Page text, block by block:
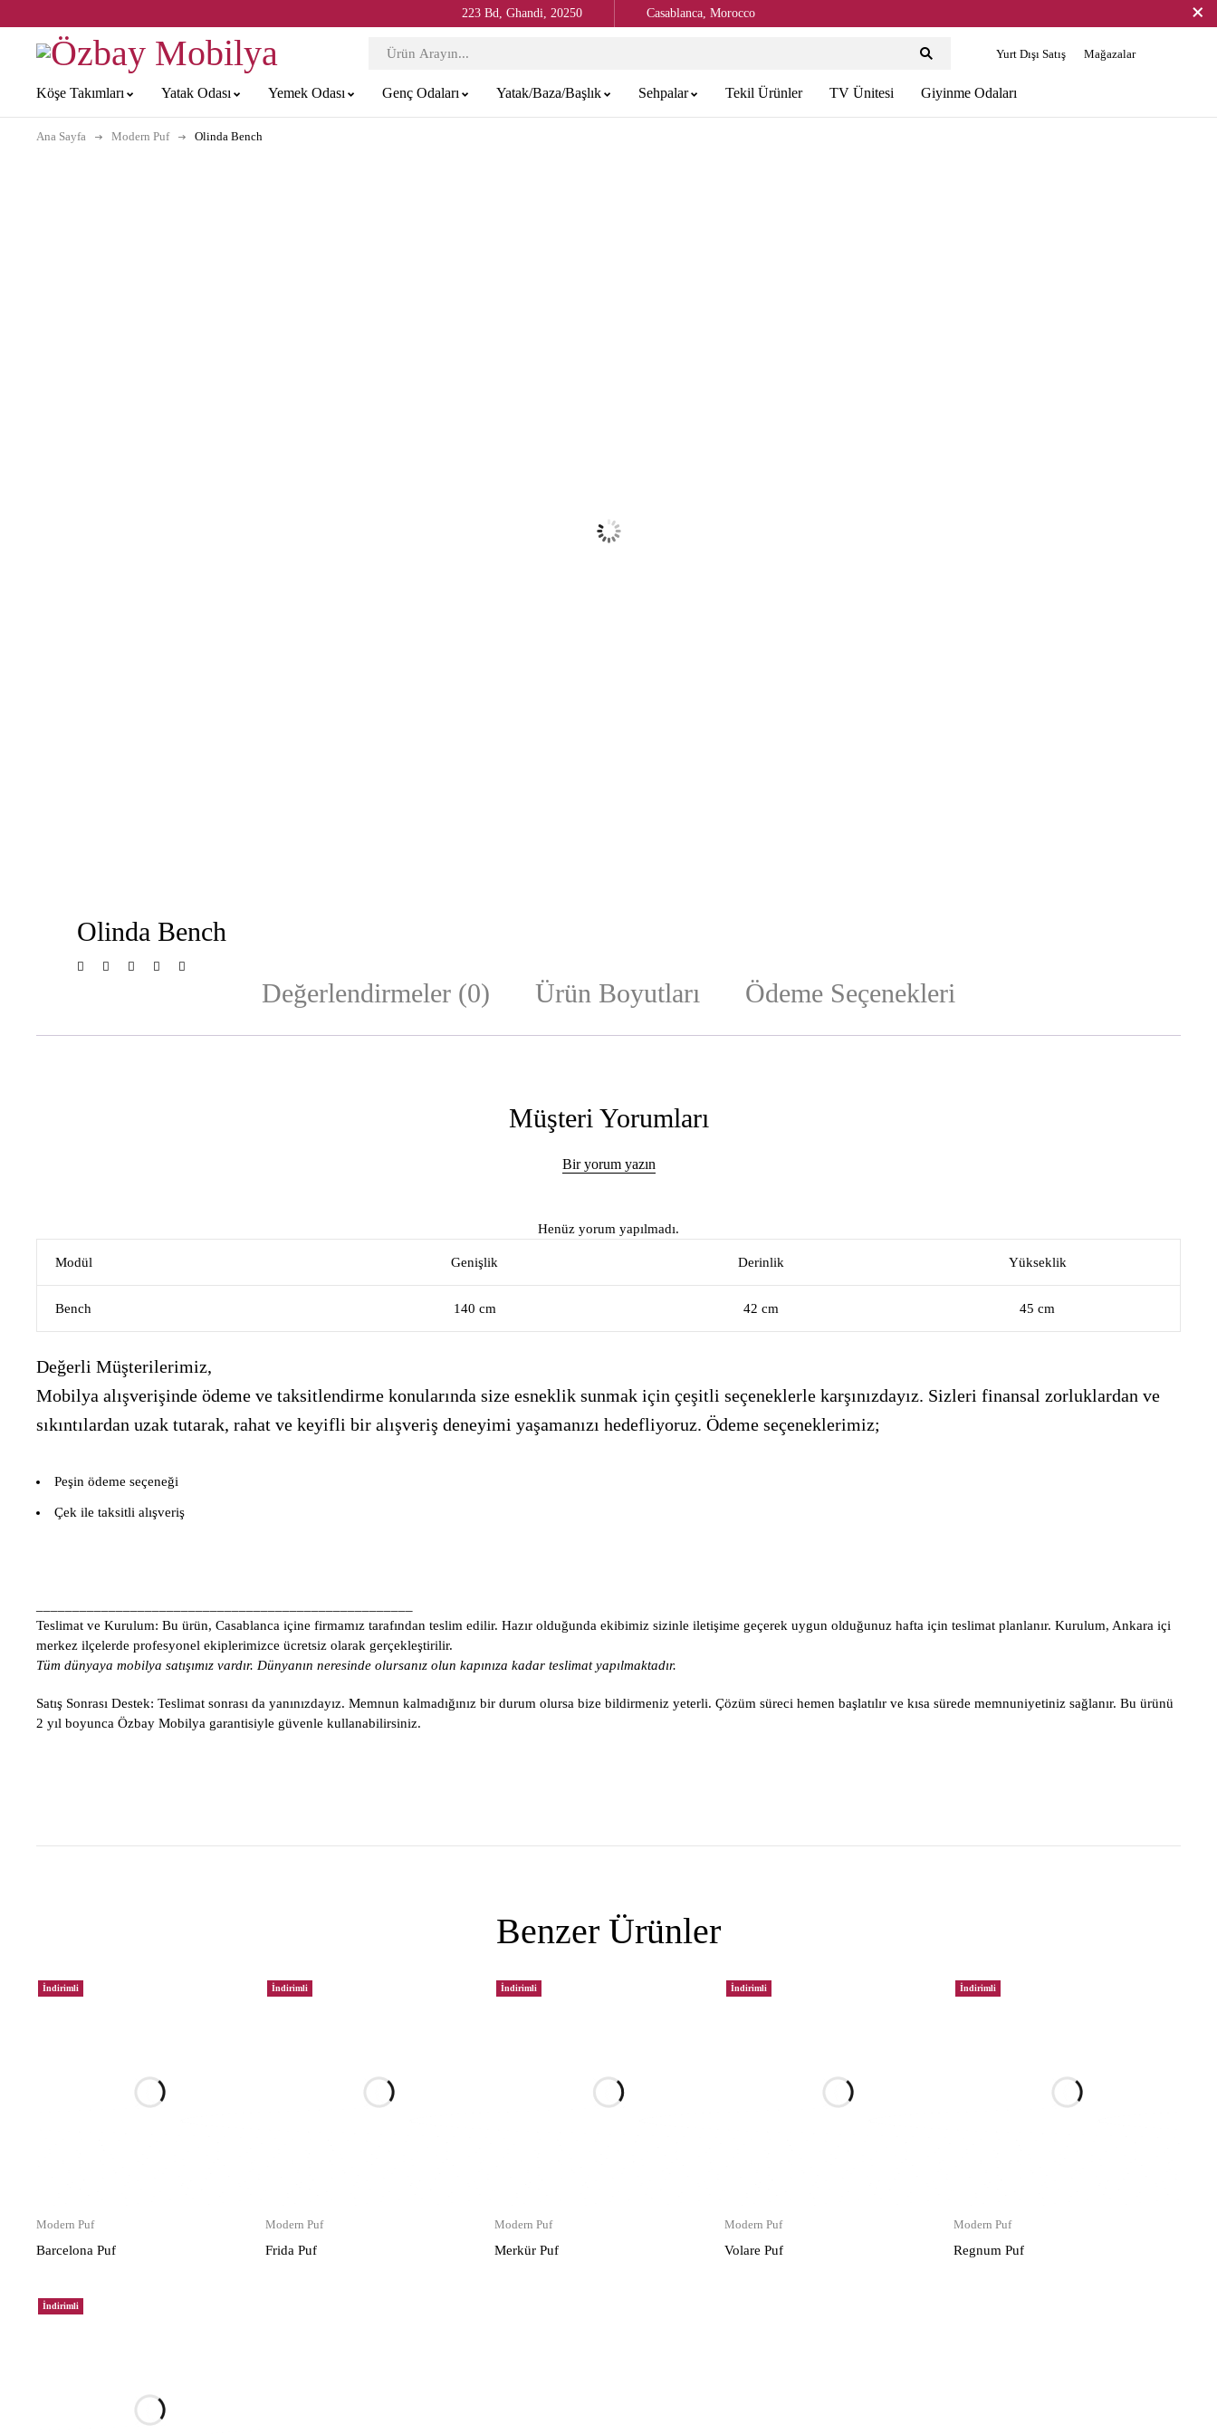
223 Bd, Ghandi, 20250 Casablanca, Morocco
Yurt Dışı Satış Mağazalar
Köşe Takımları Yatak Odası Yemek Odası Genç Odaları Yatak/Baza/Başlık Sehpalar Tekil Ürünler TV Ünitesi Giyinme Odaları
Ana Sayfa Modern Puf Olinda Bench
Olinda Bench
Değerlendirmeler (0) Ürün Boyutları Ödeme Seçenekleri
Müşteri Yorumları
Bir yorum yazın
Henüz yorum yapılmadı.
Modül Genişlik Derinlik Yükseklik
Bench 140 cm 42 cm 45 cm
Değerli Müşterilerimiz,
Mobilya alışverişinde ödeme ve taksitlendirme konularında size esneklik sunmak için çeşitli seçeneklerle karşınızdayız. Sizleri finansal zorluklardan ve
sıkıntılardan uzak tutarak, rahat ve keyifli bir alışveriş deneyimi yaşamanızı hedefliyoruz. Ödeme seçeneklerimiz;
Peşin ödeme seçeneği
Çek ile taksitli alışveriş
Teslimat ve Kurulum: Bu ürün, Casablanca içine firmamız tarafından teslim edilir. Hazır olduğunda ekibimiz sizinle iletişime geçerek uygun olduğunuz hafta için teslimat planlanır. Kurulum, Ankara içi
merkez ilçelerde profesyonel ekiplerimizce ücretsiz olarak gerçekleştirilir.
Tüm dünyaya mobilya satışımız vardır. Dünyanın neresinde olursanız olun kapınıza kadar teslimat yapılmaktadır.
Satış Sonrası Destek: Teslimat sonrası da yanınızdayız. Memnun kalmadığınız bir durum olursa bize bildirmeniz yeterli. Çözüm süreci hemen başlatılır ve kısa sürede memnuniyetiniz sağlanır. Bu ürünü
2 yıl boyunca Özbay Mobilya garantisiyle güvenle kullanabilirsiniz.
Benzer Ürünler
İndirimli
Modern Puf
Barcelona Puf
İndirimli
Modern Puf
Frida Puf
İndirimli
Modern Puf
Merkür Puf
İndirimli
Modern Puf
Volare Puf
İndirimli
Modern Puf
Regnum Puf
İndirimli